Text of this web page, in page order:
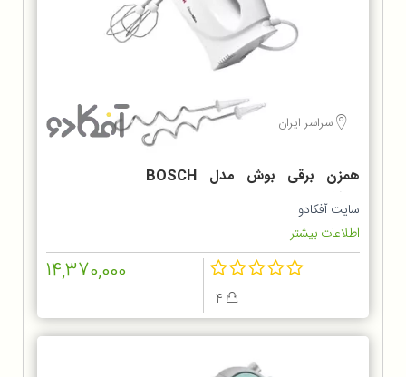
سراسر ایران
همزن برقی بوش مدل BOSCH
MFQ3010
سایت آفکادو
اطلاعات بیشتر...
14,370,000